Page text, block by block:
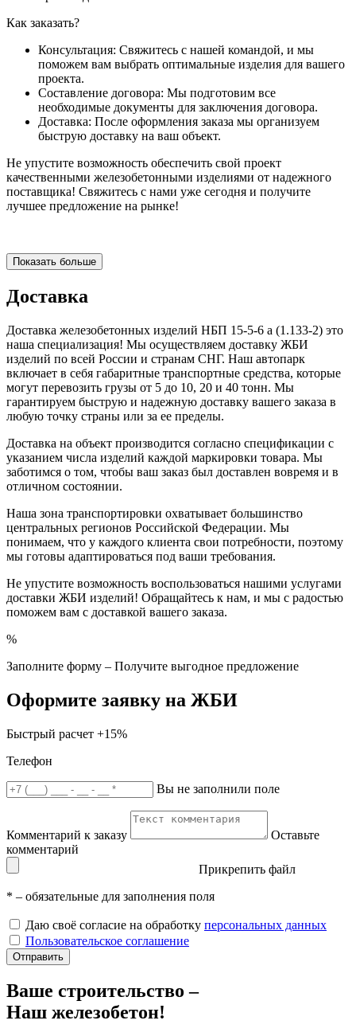
Как заказать?
Консультация: Свяжитесь с нашей командой, и мы
поможем вам выбрать оптимальные изделия для вашего
проекта.
Составление договора: Мы подготовим все
необходимые документы для заключения договора.
Доставка: После оформления заказа мы организуем
быструю доставку на ваш объект.
Не упустите возможность обеспечить свой проект
качественными железобетонными изделиями от надежного
поставщика! Свяжитесь с нами уже сегодня и получите
лучшее предложение на рынке!
Показать больше
Доставка
Доставка железобетонных изделий НБП 15-5-6 а (1.133-2) это
наша специализация! Мы осуществляем доставку ЖБИ
изделий по всей России и странам СНГ. Наш автопарк
включает в себя габаритные транспортные средства, которые
могут перевозить грузы от 5 до 10, 20 и 40 тонн. Мы
гарантируем быструю и надежную доставку вашего заказа в
любую точку страны или за ее пределы.
Доставка на объект производится согласно спецификации с
указанием числа изделий каждой маркировки товара. Мы
заботимся о том, чтобы ваш заказ был доставлен вовремя и в
отличном состоянии.
Наша зона транспортировки охватывает большинство
центральных регионов Российской Федерации. Мы
понимаем, что у каждого клиента свои потребности, поэтому
мы готовы адаптироваться под ваши требования.
Не упустите возможность воспользоваться нашими услугами
доставки ЖБИ изделий! Обращайтесь к нам, и мы с радостью
поможем вам с доставкой вашего заказа.
%
Заполните форму – Получите выгодное предложение
Оформите заявку на ЖБИ
Быстрый расчет +15%
Телефон
Вы не заполнили поле
Комментарий к заказу
Оставьте
комментарий
Прикрепить файл
* – обязательные для заполнения поля
Даю своё согласие на обработку персональных данных
Пользовательское соглашение
Отправить
Ваше строительство –
Наш железобетон!